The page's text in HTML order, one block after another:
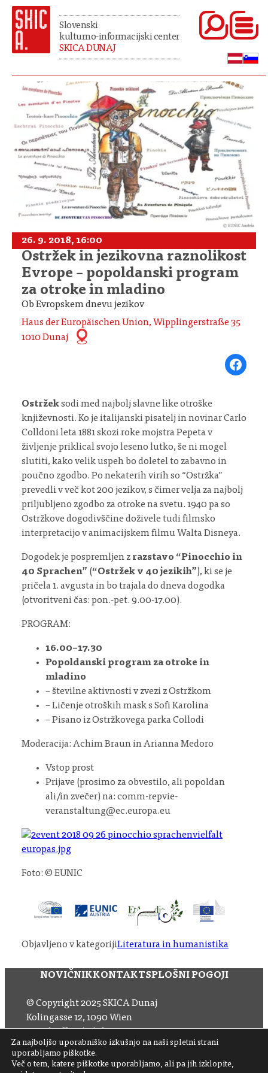
Slovenski
kulturno-informacijski center
SKICA DUNAJ
26. 9. 2018, 16:00
Ostržek in jezikovna raznolikost
Evrope – popoldanski program
za otroke in mladino
Ob Evropskem dnevu jezikov
Haus der Europäischen Union, Wipplingerstraße 35
1010 Dunaj
Share on
Ostržeksodi med najbolj slavne like otroške
književnosti. Ko je italijanski pisatelj in novinar Carlo
Colldoni leta 1881 skozi roke mojstra Pepeta v
življenje priklical svojo leseno lutko, še ni mogel
slutiti, kako velik uspeh bo doletel to zabavno in
poučno zgodbo. Po nekaterih virih so “Ostržka”
prevedli v več kot 200 jezikov, s čimer velja za najbolj
priljubljeno zgodbo za otroke na svetu. 1940 pa so
Ostržkove dogodivščine doživele tudi filmsko
interpretacijo v animacijskem filmu Walta Disneya.
Dogodek je pospremljen z razstavo “Pinocchio in
40 Sprachen” (“Ostržek v 40 jezikih”), ki se je
pričela 1. avgusta in bo trajala do dneva dogodka
(otvoritveni čas: pon.-pet. 9.00-17.00).
PROGRAM:
16.00–17.30
Popoldanski program za otroke in
mladino
– številne aktivnosti v zvezi z Ostržkom
– Ličenje otroških mask s Sofi Karolina
– Pisano iz Ostržkovega parka Collodi
Moderacija: Achim Braun in Arianna Medoro
Vstop prost
Prijave (prosimo za obvestilo, ali popoldan
ali/in zvečer) na: comm-repvie-
veranstaltung@ec.europa.eu
Foto: © EUNIC
Objavljeno v kategorijiLiteratura in humanistika
Za najboljšo uporabniško izkušnjo na naši spletni strani
uporabljamo piškotke.
Več o tem, katere piškotke uporabljamo, ali pa jih izklopite,
NOVIČNIKKONTAKTSPLOŠNI POGOJI
© Copyright 2025 SKICA Dunaj
Kolingasse 12, 1090 Wien
Tel+43 1 319 11 60 33